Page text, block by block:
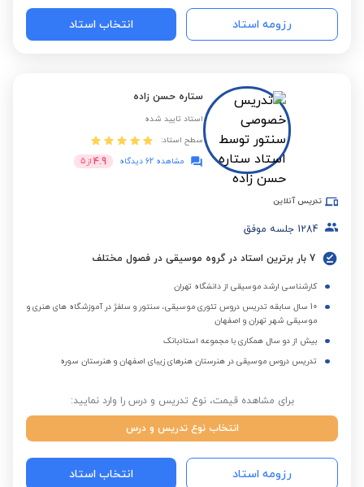
رزومه استاد انتخاب استاد
ستاره حسن زاده
استاد تایید شده
سطح استاد:
مشاهده 62 دیدگاه
4.9 از 5
تدریس آنلاین
1284 جلسه موفق
7 بار برترین استاد در گروه موسیقی در فصول مختلف
کارشناسی ارشد موسیقی از دانشگاه تهران
10 سال سابقه تدریس دروس تئوری موسیقی، سنتور و سلفژ در آموزشگاه های هنری و
موسیقی شهر تهران و اصفهان
بیش از دو سال همکاری با مجموعه استادبانک
تدریس دروس موسیقی در هنرستان هنرهای زیبای اصفهان و هنرستان سوره
برای مشاهده قیمت، نوع تدریس و درس را وارد نمایید:
انتخاب نوع تدریس و درس
رزومه استاد انتخاب استاد